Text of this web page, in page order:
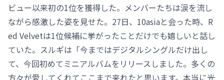
ビュー以来初の1位を獲得した。メンバーたちは涙を流し
ながら感激した姿を見せた。27日、10asiaと会った時、R
ed Velvetは1位候補に挙がったことだけでも嬉しいと話し
ていた。スルギは「今まではデジタルシングルだけ出し
て、今回初めてミニアルバムをリリースしました。多くの
方々が愛してくれてここまで来れたと思います。本当に光